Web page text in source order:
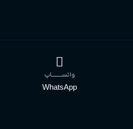
واتســــــــــاپ
WhatsApp